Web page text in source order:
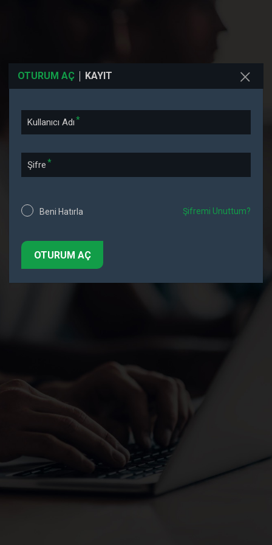
OTURUM AÇ KAYIT
Kullanıcı Adı
Şifre
Beni Hatırla Şifremi Unuttum?
OTURUM AÇ